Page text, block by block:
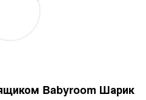
Babyroom Шарик